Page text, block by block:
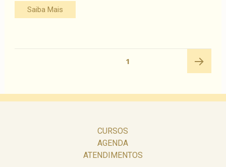
Saiba Mais
PÁGINA1
CURSOS
AGENDA
ATENDIMENTOS